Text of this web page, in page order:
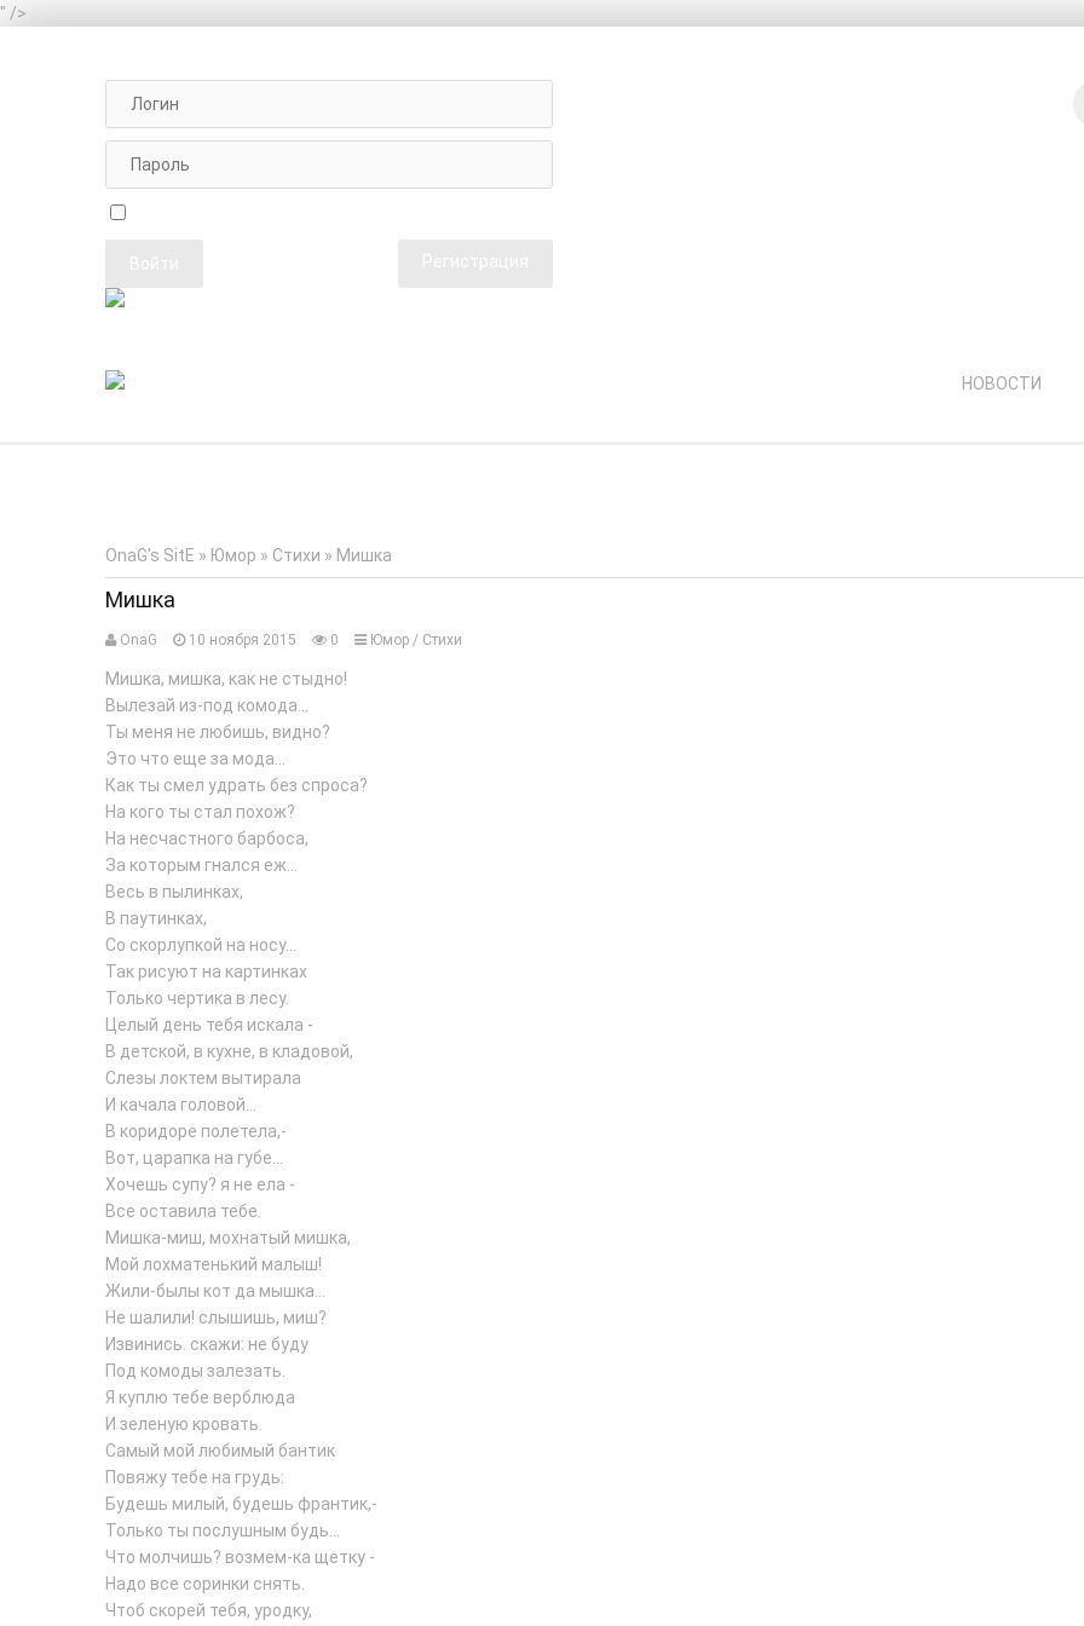
" />
НОВОСТИ
OnaG's SitE » Юмор » Стихи » Мишка
Мишка
OnaG 10 ноября 2015 0 Юмор / Стихи
Мишка, мишка, как не стыдно!
Вылезай из-под комода...
Ты меня не любишь, видно?
Это что еще за мода...
Как ты смел удрать без спроса?
На кого ты стал похож?
На несчастного барбоса,
За которым гнался еж...
Весь в пылинках,
В паутинках,
Со скорлупкой на носу...
Так рисуют на картинках
Только чертика в лесу.
Целый день тебя искала -
В детской, в кухне, в кладовой,
Слезы локтем вытирала
И качала головой...
В коридоре полетела,-
Вот, царапка на губе...
Хочешь супу? я не ела -
Все оставила тебе.
Мишка-миш, мохнатый мишка,
Мой лохматенький малыш!
Жили-былы кот да мышка...
Не шалили! слышишь, миш?
Извинись. скажи: не буду
Под комоды залезать.
Я куплю тебе верблюда
И зеленую кровать.
Самый мой любимый бантик
Повяжу тебе на грудь:
Будешь милый, будешь франтик,-
Только ты послушным будь...
Что молчишь? возмем-ка щетку -
Надо все соринки снять.
Чтоб скорей тебя, уродку,